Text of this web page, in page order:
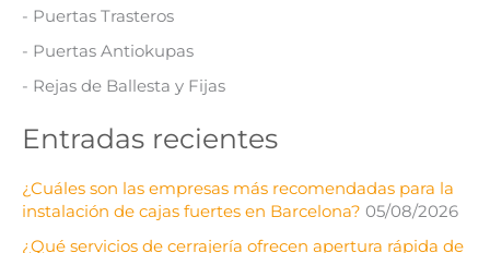
- Puertas Trasteros
- Puertas Antiokupas
- Rejas de Ballesta y Fijas
Entradas recientes
¿Cuáles son las empresas más recomendadas para la
instalación de cajas fuertes en Barcelona? 05/08/2026
¿Qué servicios de cerrajería ofrecen apertura rápida de